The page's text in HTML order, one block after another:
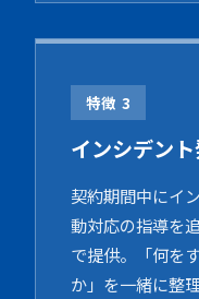
特徴 3
インシデン
契約期間中にイ
動対応の指導を
で提供。「何を
か」を一緒に整